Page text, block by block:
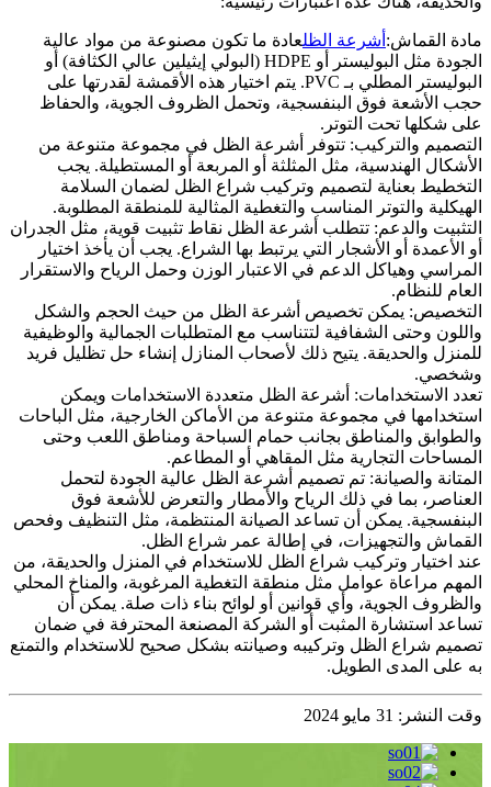
مادة القماش: أشرعة الظلعادة ما تكون مصنوعة من مواد عالية
الجودة مثل البوليستر أو HDPE (البولي إيثيلين عالي الكثافة) أو
البوليستر المطلي بـ PVC. يتم اختيار هذه الأقمشة لقدرتها على
حجب الأشعة فوق البنفسجية، وتحمل الظروف الجوية، والحفاظ
على شكلها تحت التوتر.
التصميم والتركيب: تتوفر أشرعة الظل في مجموعة متنوعة من
الأشكال الهندسية، مثل المثلثة أو المربعة أو المستطيلة. يجب
التخطيط بعناية لتصميم وتركيب شراع الظل لضمان السلامة
الهيكلية والتوتر المناسب والتغطية المثالية للمنطقة المطلوبة.
التثبيت والدعم: تتطلب أشرعة الظل نقاط تثبيت قوية، مثل الجدران
أو الأعمدة أو الأشجار التي يرتبط بها الشراع. يجب أن يأخذ اختيار
المراسي وهياكل الدعم في الاعتبار الوزن وحمل الرياح والاستقرار
العام للنظام.
التخصيص: يمكن تخصيص أشرعة الظل من حيث الحجم والشكل
واللون وحتى الشفافية لتتناسب مع المتطلبات الجمالية والوظيفية
للمنزل والحديقة. يتيح ذلك لأصحاب المنازل إنشاء حل تظليل فريد
وشخصي.
تعدد الاستخدامات: أشرعة الظل متعددة الاستخدامات ويمكن
استخدامها في مجموعة متنوعة من الأماكن الخارجية، مثل الباحات
والطوابق والمناطق بجانب حمام السباحة ومناطق اللعب وحتى
المساحات التجارية مثل المقاهي أو المطاعم.
المتانة والصيانة: تم تصميم أشرعة الظل عالية الجودة لتحمل
العناصر، بما في ذلك الرياح والأمطار والتعرض للأشعة فوق
البنفسجية. يمكن أن تساعد الصيانة المنتظمة، مثل التنظيف وفحص
القماش والتجهيزات، في إطالة عمر شراع الظل.
عند اختيار وتركيب شراع الظل للاستخدام في المنزل والحديقة، من
المهم مراعاة عوامل مثل منطقة التغطية المرغوبة، والمناخ المحلي
والظروف الجوية، وأي قوانين أو لوائح بناء ذات صلة. يمكن أن
تساعد استشارة المثبت أو الشركة المصنعة المحترفة في ضمان
تصميم شراع الظل وتركيبه وصيانته بشكل صحيح للاستخدام والتمتع
به على المدى الطويل.
وقت النشر: 31 مايو 2024